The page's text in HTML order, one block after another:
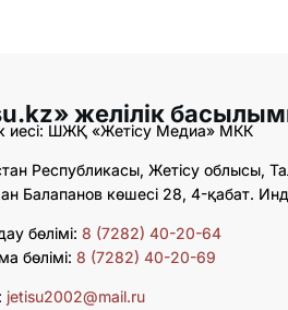
желілік
иесі: ШЖҚ «Жетісу Медиа» МКК
Республикасы, Жетісу облысы,
Балапанов көшесі 28, 4-қабат.
бөлімі: 8 (7282) 40-20-64
бөлімі: 8 (7282) 40-20-69
jetisu2002@mail.ru